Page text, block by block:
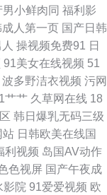
草视频 午夜私人影院
级 日韩一卡二卡3卡
美日韩无 亚洲国产天
最近日本mv字幕免 国
漫在线 久久精品网思
男小鲜肉同 福利影
成人第一页 国产日韩
操视频免费91 日
91美女在线视频 51
波多野洁衣视频 污网
艹艹 久草网在线 18
韩日爆乳无码三级
站 日韩欧美在线国
利视频 岛国AV动作
色视屏 国产午夜成
影院 91爱爱视频 欧